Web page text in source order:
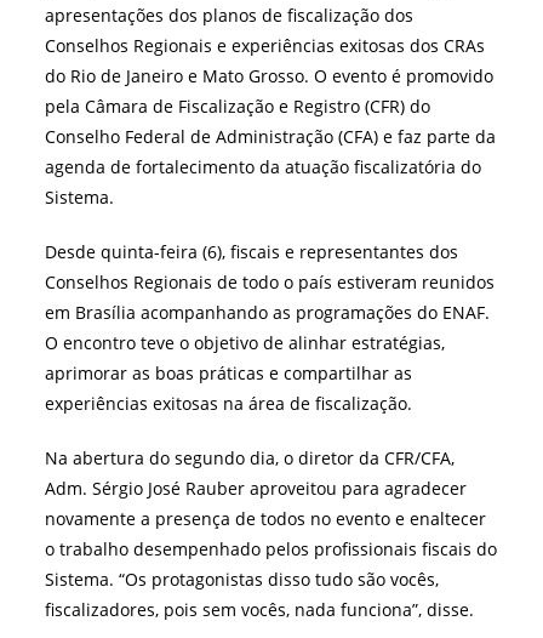
apresentações dos planos de fiscalização dos
Conselhos Regionais e experiências exitosas dos CRAs
do Rio de Janeiro e Mato Grosso. O evento é promovido
pela Câmara de Fiscalização e Registro (CFR) do
Conselho Federal de Administração (CFA) e faz parte da
agenda de fortalecimento da atuação fiscalizatória do
Sistema.
Desde quinta-feira (6), fiscais e representantes dos
Conselhos Regionais de todo o país estiveram reunidos
em Brasília acompanhando as programações do ENAF.
O encontro teve o objetivo de alinhar estratégias,
aprimorar as boas práticas e compartilhar as
experiências exitosas na área de fiscalização.
Na abertura do segundo dia, o diretor da CFR/CFA,
Adm. Sérgio José Rauber aproveitou para agradecer
novamente a presença de todos no evento e enaltecer
o trabalho desempenhado pelos profissionais fiscais do
Sistema. “Os protagonistas disso tudo são vocês,
fiscalizadores, pois sem vocês, nada funciona”, disse.